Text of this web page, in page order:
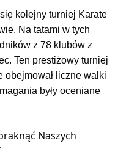
Na tatami w tych
z 78 klubów z
Ten prestiżowy turniej
liczne walki
były oceniane
Naszych